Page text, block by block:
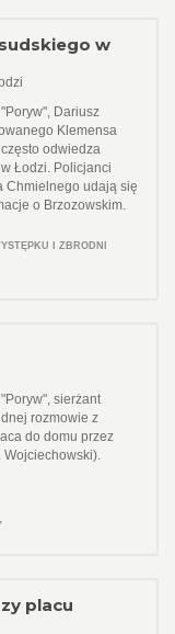
w
Dariusz
Klemensa
odwiedza
Łodzi. Policjanci
Chmielnego udają się
o Brzozowskim.
I ZBRODNI
sierżant
rozmowie z
do domu przez
Wojciechowski).
placu